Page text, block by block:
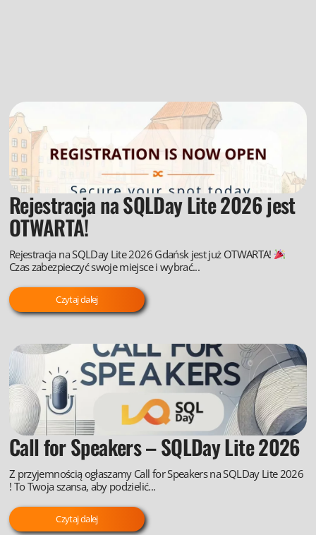
Rejestracja na SQLDay Lite 2026 jest
OTWARTA!
Rejestracja na SQLDay Lite 2026 Gdańsk jest już OTWARTA!
Czas zabezpieczyć swoje miejsce i wybrać...
Czytaj dalej
Call for Speakers – SQLDay Lite 2026
Z przyjemnością ogłaszamy Call for Speakers na SQLDay Lite 2026
! To Twoja szansa, aby podzielić...
Czytaj dalej